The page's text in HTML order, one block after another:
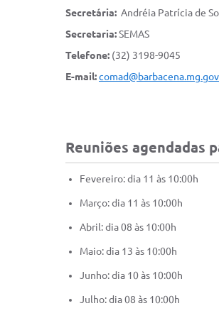
Secretária: Andréia Patrícia de
Secretaria:SEMAS
Telefone: (32) 3198-9045
E-mail:
Reuniões agendadas
Fevereiro: dia 11 às 10:00h
Março: dia 11 às 10:00h
Abril: dia 08 às 10:00h
Maio: dia 13 às 10:00h
Junho: dia 10 às 10:00h
Julho: dia 08 às 10:00h